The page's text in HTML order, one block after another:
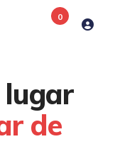
0
de